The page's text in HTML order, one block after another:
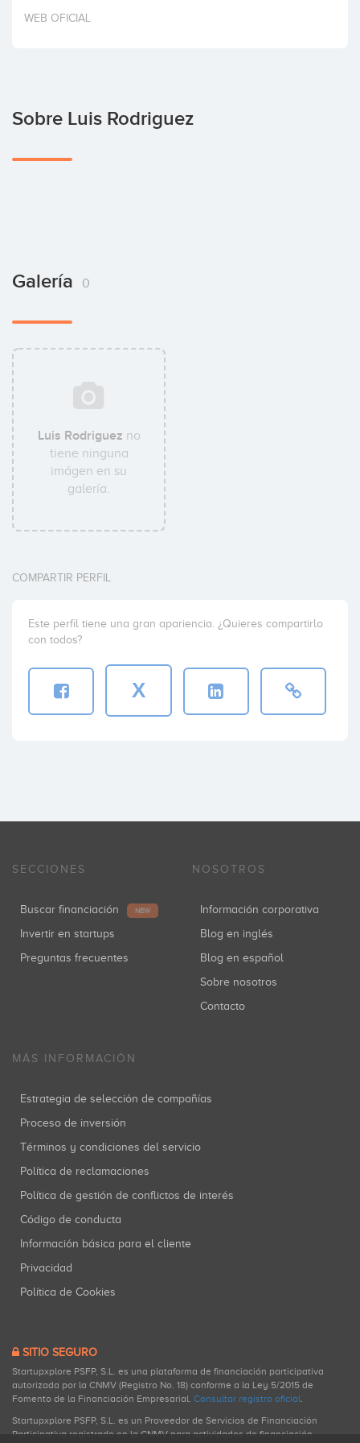
Invertir
WEB OFICIAL
Sobre Luis Rodriguez
Galería 0
Luis Rodriguez no
tiene ninguna
imágen en su
galería.
COMPARTIR PERFIL
Este perfil tiene una gran apariencia. ¿Quieres compartirlo
con todos?
X
SECCIONES
Buscar financiación NEW
Invertir en startups
Preguntas frecuentes
NOSOTROS
Información corporativa
Blog en inglés
Blog en español
Sobre nosotros
Contacto
MÁS INFORMACIÓN
Estrategia de selección de compañías
Proceso de inversión
Términos y condiciones del servicio
Política de reclamaciones
Política de gestión de conflictos de interés
Código de conducta
Información básica para el cliente
Privacidad
Política de Cookies
SITIO SEGURO
Startupxplore PSFP, S.L. es una plataforma de financiación participativa
autorizada por la CNMV (Registro No. 18) conforme a la Ley 5/2015 de
Fomento de la Financiación Empresarial. Consultar registro oficial.
Startupxplore PSFP, S.L. es un Proveedor de Servicios de Financiación
Participativa registrado en la CNMV para actividades de financiación